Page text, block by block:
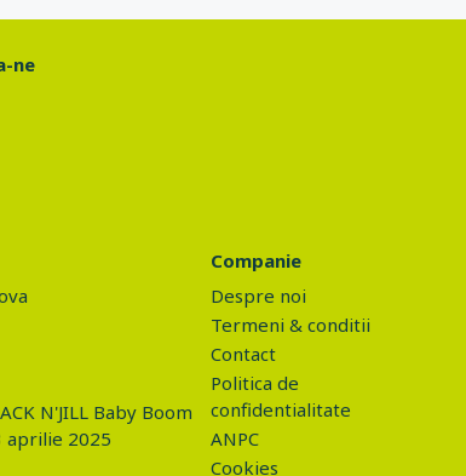
ne
N'JILL Baby Boom
aprilie 2025
Companie
Despre noi
Termeni & conditii
Contact
Politica de
confidentialitate
ANPC
Cookies